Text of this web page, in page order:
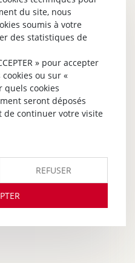
du site, nous
soumis à votre
des statistiques de
» pour accepter
ou sur «
quels cookies
seront déposés
de continuer votre visite
REFUSER